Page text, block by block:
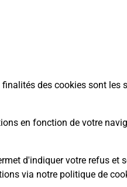
des cookies sont les
en fonction de votre
d'indiquer votre refus et
via notre politique de